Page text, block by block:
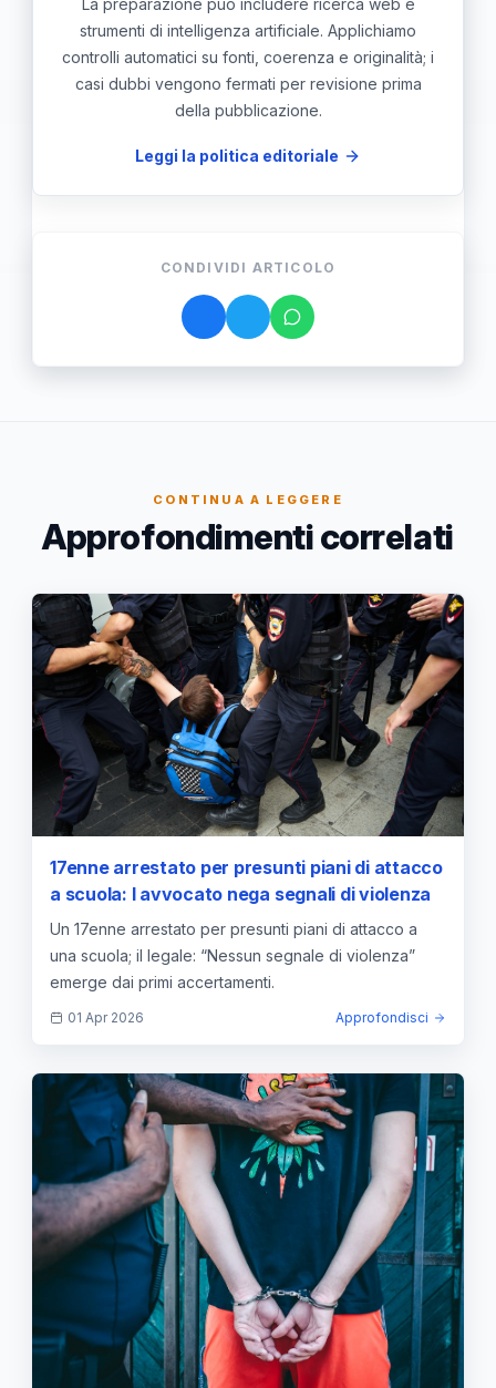
strumenti di intelligenza artificiale. Applichiamo
controlli automatici su fonti, coerenza e originalità; i
casi dubbi vengono fermati per revisione prima
della pubblicazione.
Leggi la politica editoriale
CONDIVIDI ARTICOLO
CONTINUA A LEGGERE
Approfondimenti correlati
17enne arrestato per presunti piani di attacco
a scuola: l avvocato nega segnali di violenza
Un 17enne arrestato per presunti piani di attacco a
una scuola; il legale: “Nessun segnale di violenza”
emerge dai primi accertamenti.
01 Apr 2026 Approfondisci